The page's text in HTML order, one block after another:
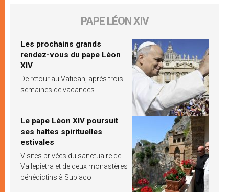
PAPE LÉON XIV
Les prochains grands
rendez-vous du pape Léon
XIV
De retour au Vatican, après trois
semaines de vacances
Le pape Léon XIV poursuit
ses haltes spirituelles
estivales
Visites privées du sanctuaire de
Vallepietra et de deux monastères
bénédictins à Subiaco